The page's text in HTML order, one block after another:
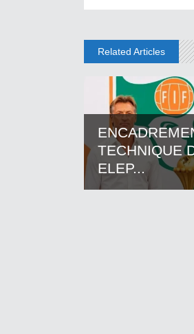
Related Articles
TECHNIQUE
ELEP...